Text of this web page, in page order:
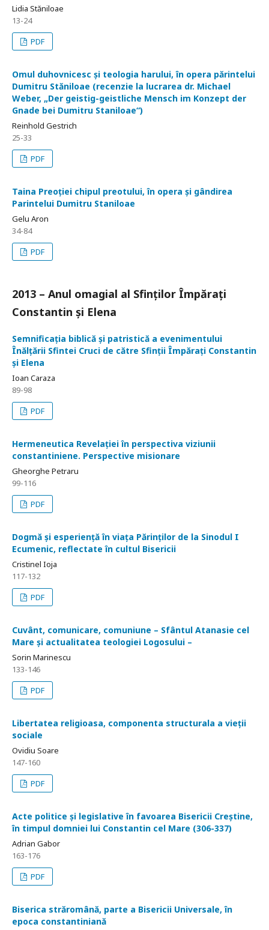
Lidia Stăniloae
13-24
PDF
Omul duhovnicesc și teologia harului, în opera părintelui
Dumitru Stăniloae (recenzie la lucrarea dr. Michael
Weber, „Der geistig-geistliche Mensch im Konzept der
Gnade bei Dumitru Staniloae“)
Reinhold Gestrich
25-33
PDF
Taina Preoției chipul preotului, în opera și gândirea
Parintelui Dumitru Staniloae
Gelu Aron
34-84
PDF
2013 – Anul omagial al Sfinților Împărați
Constantin și Elena
Semnificația biblică și patristică a evenimentului
Înălțării Sfintei Cruci de către Sfinții Împărați Constantin
și Elena
Ioan Caraza
89-98
PDF
Hermeneutica Revelației în perspectiva viziunii
constantiniene. Perspective misionare
Gheorghe Petraru
99-116
PDF
Dogmă și esperiență în viața Părinților de la Sinodul I
Ecumenic, reflectate în cultul Bisericii
Cristinel Ioja
117-132
PDF
Cuvânt, comunicare, comuniune – Sfântul Atanasie cel
Mare și actualitatea teologiei Logosului –
Sorin Marinescu
133-146
PDF
Libertatea religioasa, componenta structurala a vieții
sociale
Ovidiu Soare
147-160
PDF
Acte politice și legislative în favoarea Bisericii Creștine,
în timpul domniei lui Constantin cel Mare (306-337)
Adrian Gabor
163-176
PDF
Biserica străromână, parte a Bisericii Universale, în
epoca constantiniană